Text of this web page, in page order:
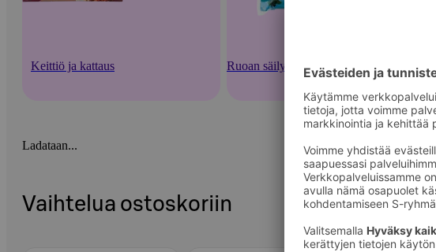
Keittiö ja kattaus Ruoan säilytysastiat ja -välineet
Ladataan...
Vaihtelua ostoskoriin